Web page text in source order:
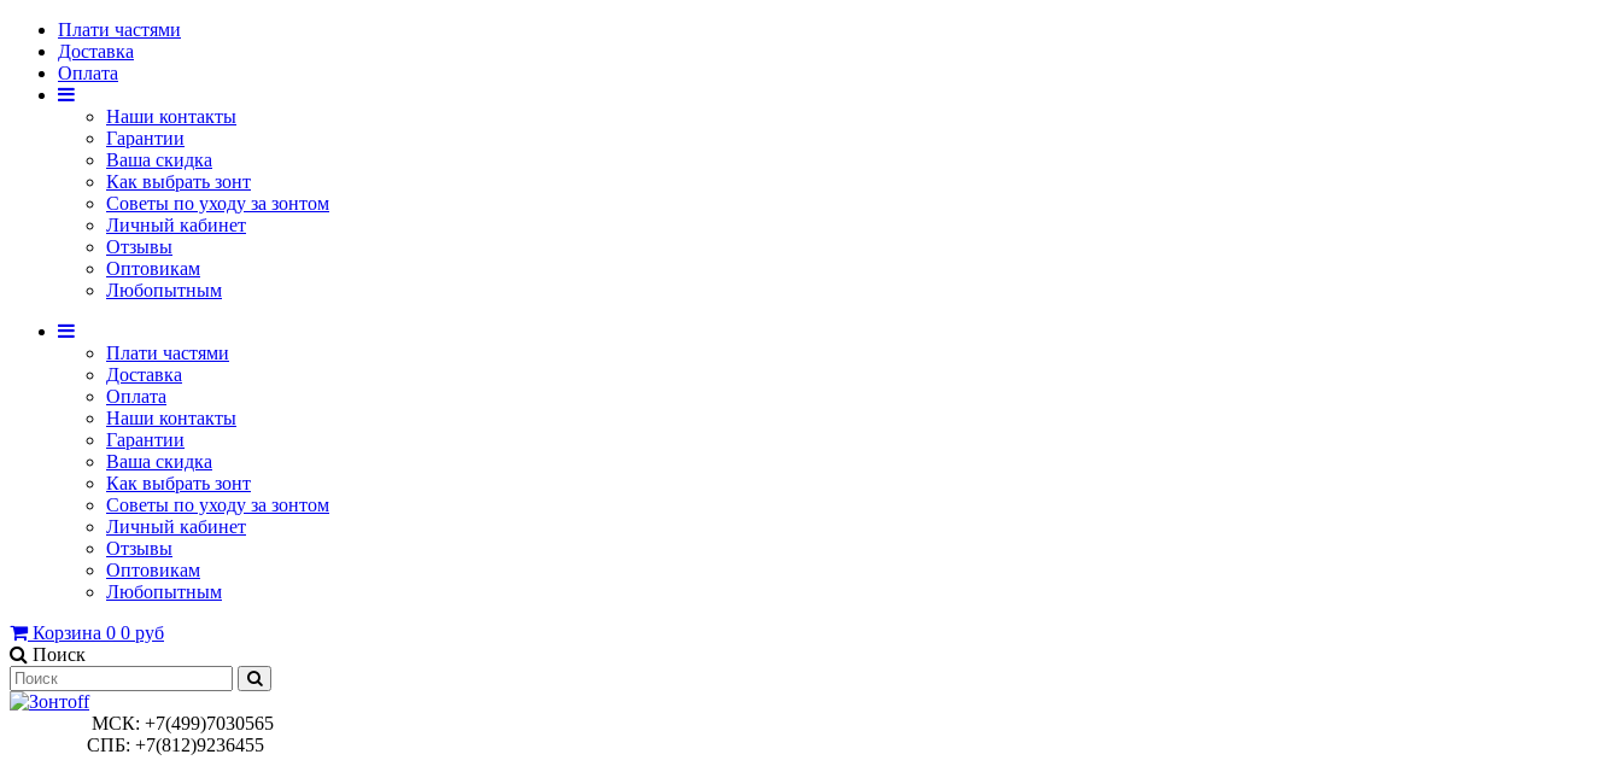
Плати частями
Доставка
Оплата
Наши контакты
Гарантии
Ваша скидка
Как выбрать зонт
Советы по уходу за зонтом
Личный кабинет
Отзывы
Оптовикам
Любопытным
Плати частями
Доставка
Оплата
Наши контакты
Гарантии
Ваша скидка
Как выбрать зонт
Советы по уходу за зонтом
Личный кабинет
Отзывы
Оптовикам
Любопытным
Корзина 0 0 руб
Поиск
МСК: +7(499)7030565
СПБ: +7(812)9236455